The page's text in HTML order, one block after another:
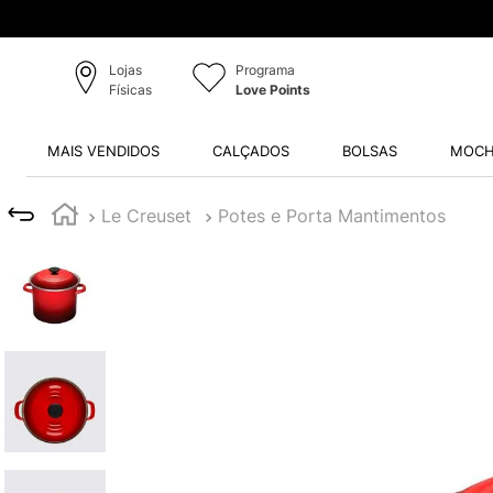
Lojas
Físicas
Programa
Love Points
MAIS VENDIDOS CALÇADOS BOLSAS
Le Creuset Potes e Porta Mantimentos